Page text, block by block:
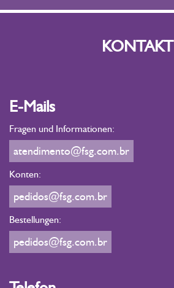
KONTAKT
E-Mails
Fragen und Informationen:
atendimento@fsg.com.br
Konten:
pedidos@fsg.com.br
Bestellungen:
pedidos@fsg.com.br